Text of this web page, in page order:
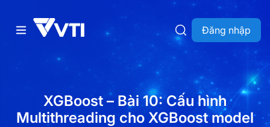
Đăng nhập
XGBoost – Bài 10: Cấu hình
Multithreading cho XGBoost model